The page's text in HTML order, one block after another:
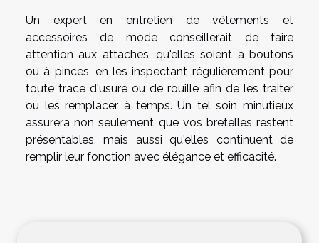
Un expert en entretien de vêtements et
accessoires de mode conseillerait de faire
attention aux attaches, qu'elles soient à boutons
ou à pinces, en les inspectant régulièrement pour
toute trace d'usure ou de rouille afin de les traiter
ou les remplacer à temps. Un tel soin minutieux
assurera non seulement que vos bretelles restent
présentables, mais aussi qu'elles continuent de
remplir leur fonction avec élégance et efficacité.